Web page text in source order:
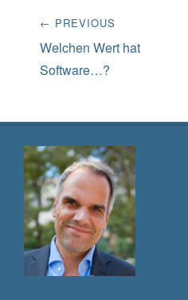
Beitrags-
Navigation
← PREVIOUS
Previous
post:
Welchen Wert hat
Software…?